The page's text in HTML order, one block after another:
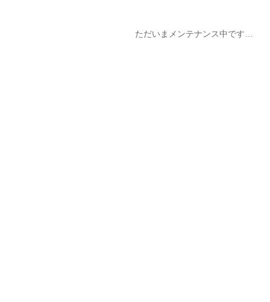
ただいまメンテナンス中です…